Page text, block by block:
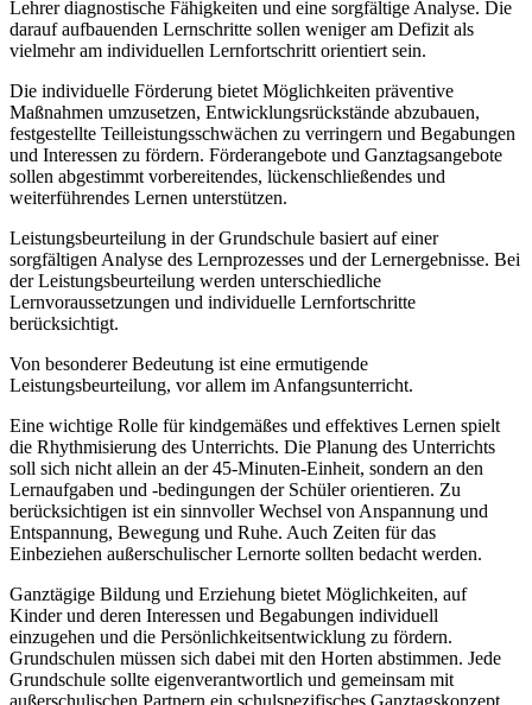
Lehrer diagnostische Fähigkeiten und eine sorgfältige Analyse. Die
darauf aufbauenden Lernschritte sollen weniger am Defizit als
vielmehr am individuellen Lernfortschritt orientiert sein.
Die individuelle Förderung bietet Möglichkeiten präventive
Maßnahmen umzusetzen, Entwicklungsrückstände abzubauen,
festgestellte Teilleistungsschwächen zu verringern und Begabungen
und Interessen zu fördern. Förderangebote und Ganztagsangebote
sollen abgestimmt vorbereitendes, lückenschließendes und
weiterführendes Lernen unterstützen.
Leistungsbeurteilung in der Grundschule basiert auf einer
sorgfältigen Analyse des Lernprozesses und der Lernergebnisse. Bei
der Leistungsbeurteilung werden unterschiedliche
Lernvoraussetzungen und individuelle Lernfortschritte
berücksichtigt.
Von besonderer Bedeutung ist eine ermutigende
Leistungsbeurteilung, vor allem im Anfangsunterricht.
Eine wichtige Rolle für kindgemäßes und effektives Lernen spielt
die Rhythmisierung des Unterrichts. Die Planung des Unterrichts
soll sich nicht allein an der 45-Minuten-Einheit, sondern an den
Lernaufgaben und -bedingungen der Schüler orientieren. Zu
berücksichtigen ist ein sinnvoller Wechsel von Anspannung und
Entspannung, Bewegung und Ruhe. Auch Zeiten für das
Einbeziehen außerschulischer Lernorte sollten bedacht werden.
Ganztägige Bildung und Erziehung bietet Möglichkeiten, auf
Kinder und deren Interessen und Begabungen individuell
einzugehen und die Persönlichkeitsentwicklung zu fördern.
Grundschulen müssen sich dabei mit den Horten abstimmen. Jede
Grundschule sollte eigenverantwortlich und gemeinsam mit